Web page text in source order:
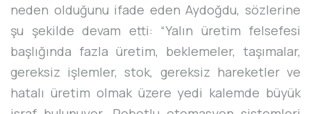
neden olduğunu ifade eden Aydoğdu, sözlerine
şu şekilde devam etti: “Yalın üretim felsefesi
başlığında fazla üretim, beklemeler, taşımalar,
gereksiz işlemler, stok, gereksiz hareketler ve
hatalı üretim olmak üzere yedi kalemde büyük